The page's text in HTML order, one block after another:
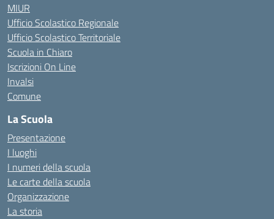
MIUR
Ufficio Scolastico Regionale
Ufficio Scolastico Territoriale
Scuola in Chiaro
Iscrizioni On Line
Invalsi
Comune
La Scuola
Presentazione
I luoghi
I numeri della scuola
Le carte della scuola
Organizzazione
La storia